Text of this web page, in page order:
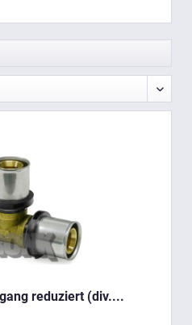
reduziert (div....